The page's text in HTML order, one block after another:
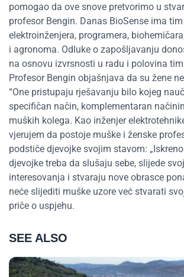
pomogao da ove snove pretvorimo u
profesor Bengin. Danas BioSense ima
elektroinženjera, programera,
i agronoma. Odluke o zapošljavanju
na osnovu izvrsnosti u radu i polovina
Profesor Bengin objašnjava da su žene
“One pristupaju rješavanju bilo kojeg
specifičan način, komplementaran
muških kolega. Kao inženjer
vjerujem da postoje muške i ženske
podstiče djevojke svojim stavom:
djevojke treba da slušaju sebe, slijede
interesovanja i stvaraju nove obrasce
neće slijediti muške uzore već stvarati
priče o uspjehu.
SEE ALSO